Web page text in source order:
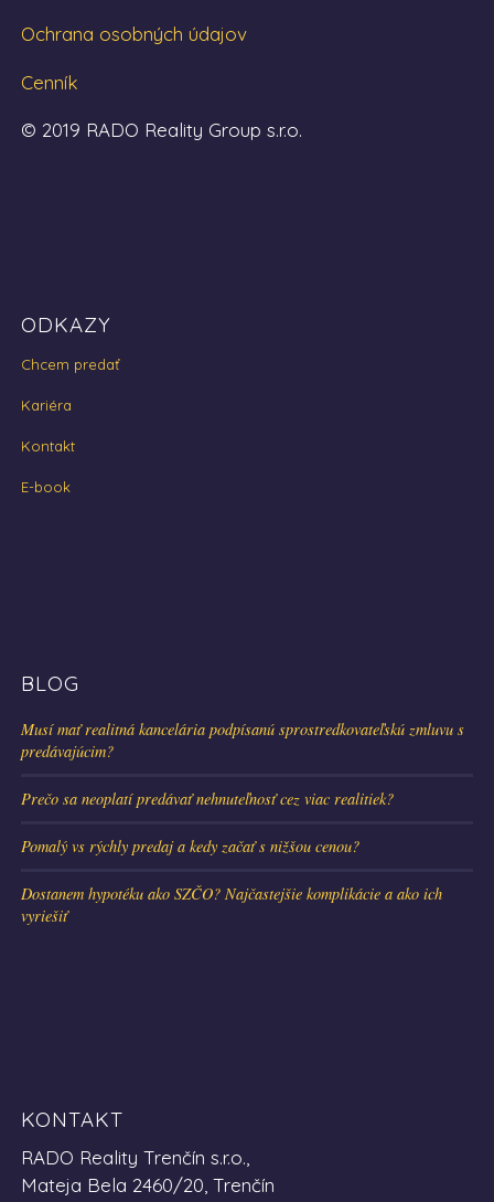
Ochrana osobných údajov
Cenník
© 2019 RADO Reality Group s.r.o.
ODKAZY
Chcem predať
Kariéra
Kontakt
E-book
BLOG
Musí mať realitná kancelária podpísanú sprostredkovateľskú zmluvu s
predávajúcim?
Prečo sa neoplatí predávať nehnuteľnosť cez viac realitiek?
Pomalý vs rýchly predaj a kedy začať s nižšou cenou?
Dostanem hypotéku ako SZČO? Najčastejšie komplikácie a ako ich
vyriešiť
KONTAKT
RADO Reality Trenčín s.r.o.,
Mateja Bela 2460/20, Trenčín